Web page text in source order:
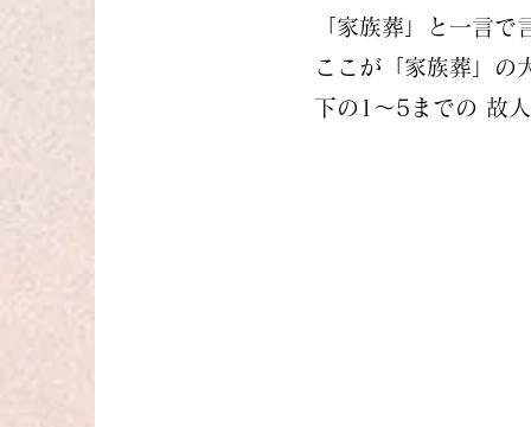
「家族葬」と一言
ここが「家族葬」の
下の1～5までの 故